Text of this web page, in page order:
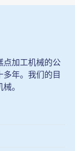
点加工机械的公
年。我们的目
。